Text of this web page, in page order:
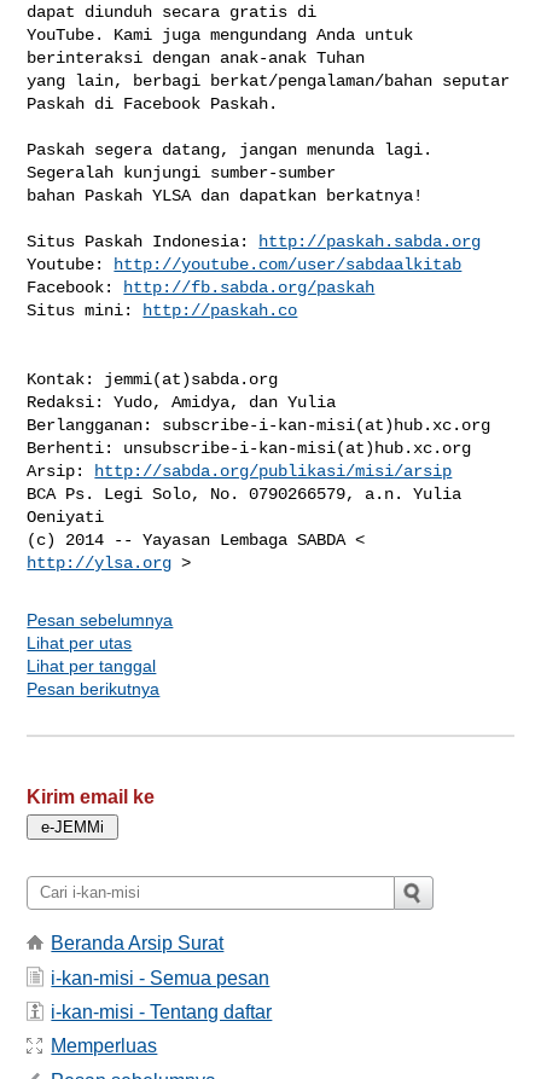
dapat diunduh secara gratis di
YouTube. Kami juga mengundang Anda untuk
berinteraksi dengan anak-anak Tuhan
yang lain, berbagi berkat/pengalaman/bahan seputar
Paskah di Facebook Paskah.
Paskah segera datang, jangan menunda lagi.
Segeralah kunjungi sumber-sumber
bahan Paskah YLSA dan dapatkan berkatnya!
Situs Paskah Indonesia:
http://paskah.sabda.org
Youtube:
http://youtube.com/user/sabdaalkitab
Facebook:
http://fb.sabda.org/paskah
Situs mini:
http://paskah.co
Kontak: jemmi(at)sabda.org
Redaksi: Yudo, Amidya, dan Yulia
Berlangganan: subscribe-i-kan-misi(at)hub.xc.org
Berhenti: unsubscribe-i-kan-misi(at)hub.xc.org
Arsip:
http://sabda.org/publikasi/misi/arsip
BCA Ps. Legi Solo, No. 0790266579, a.n. Yulia
Oeniyati
http://ylsa.org
Pesan sebelumnya
Lihat per utas
Lihat per tanggal
Pesan berikutnya
Kirim email ke
Beranda Arsip Surat
i-kan-misi - Semua pesan
i-kan-misi - Tentang daftar
Memperluas